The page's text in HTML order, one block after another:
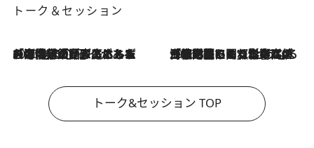
トーク＆セッション
2026.8.3
「今後値上げがあるとすれば…」「リスクがあるのは今年の冬」エネルギー専門家が語る、ホルムズ海峡封鎖が家庭にもたらす“ある心配” 2026.8.3
「住宅建てられない…」「サーチャージ料の高値が続いている」ホルムズ海峡封鎖による影響はいつまで続く？《エネルギー専門家に聞く“どうなる日本の暮らし”》
トーク&セッション TOP